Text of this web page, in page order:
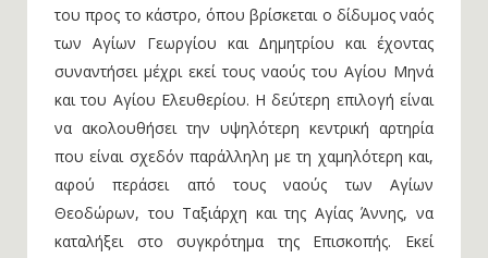
του προς το κάστρο, όπου βρίσκεται ο δίδυμος ναός
των Αγίων Γεωργίου και Δημητρίου και έχοντας
συναντήσει μέχρι εκεί τους ναούς του Αγίου Μηνά
και του Αγίου Ελευθερίου. Η δεύτερη επιλογή είναι
να ακολουθήσει την υψηλότερη κεντρική αρτηρία
που είναι σχεδόν παράλληλη με τη χαμηλότερη και,
αφού περάσει από τους ναούς των Αγίων
Θεοδώρων, του Ταξιάρχη και της Αγίας Άννης, να
καταλήξει στο συγκρότημα της Επισκοπής. Εκεί